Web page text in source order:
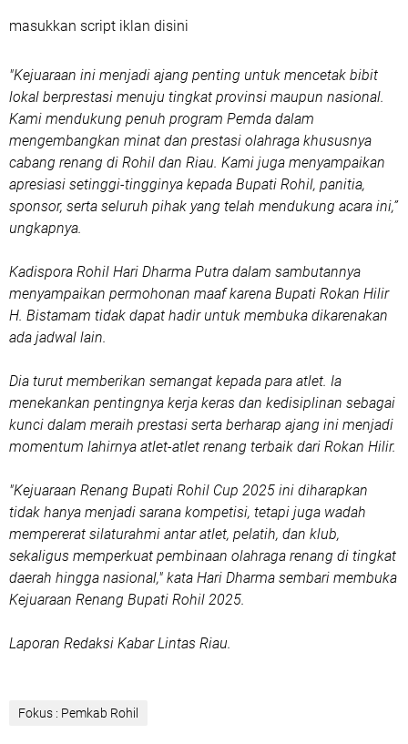
masukkan script iklan disini
"Kejuaraan ini menjadi ajang penting untuk mencetak bibit
lokal berprestasi menuju tingkat provinsi maupun nasional.
Kami mendukung penuh program Pemda dalam
mengembangkan minat dan prestasi olahraga khususnya
cabang renang di Rohil dan Riau. Kami juga menyampaikan
apresiasi setinggi-tingginya kepada Bupati Rohil, panitia,
sponsor, serta seluruh pihak yang telah mendukung acara ini,”
ungkapnya.
Kadispora Rohil Hari Dharma Putra dalam sambutannya
menyampaikan permohonan maaf karena Bupati Rokan Hilir
H. Bistamam tidak dapat hadir untuk membuka dikarenakan
ada jadwal lain.
Dia turut memberikan semangat kepada para atlet. Ia
menekankan pentingnya kerja keras dan kedisiplinan sebagai
kunci dalam meraih prestasi serta berharap ajang ini menjadi
momentum lahirnya atlet-atlet renang terbaik dari Rokan Hilir.
"Kejuaraan Renang Bupati Rohil Cup 2025 ini diharapkan
tidak hanya menjadi sarana kompetisi, tetapi juga wadah
mempererat silaturahmi antar atlet, pelatih, dan klub,
sekaligus memperkuat pembinaan olahraga renang di tingkat
daerah hingga nasional," kata Hari Dharma sembari membuka
Kejuaraan Renang Bupati Rohil 2025.
Laporan Redaksi Kabar Lintas Riau.
Fokus : Pemkab Rohil